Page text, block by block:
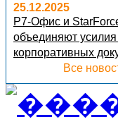
25.12.2025
Р7-Офис и
объединяют
корпоративных
Все